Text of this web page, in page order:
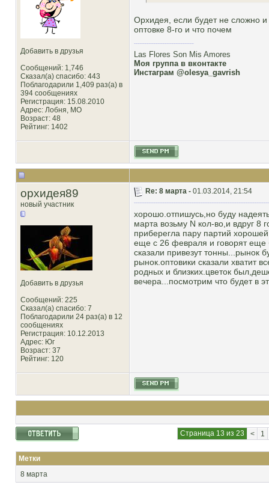
Добавить в друзья
Сообщений: 1,746
Сказал(а) спасибо: 443
Поблагодарили 1,409 раз(а) в
394 сообщениях
Регистрация: 15.08.2010
Адрес: Лобня, MO
Возраст: 48
Рейтинг: 1402
Орхидея, если будет не сложно и
оптовке 8-го и что почем
Las Flores Son Mis Amores
Моя группа в вконтакте
Инстаграм @olesya_gavrish
орхидея89
новый участник
Добавить в друзья
Сообщений: 225
Сказал(а) спасибо: 7
Поблагодарили 24 раз(а) в 12
сообщениях
Регистрация: 10.12.2013
Адрес: Юг
Возраст: 37
Рейтинг: 120
Re: 8 марта - 01.03.2014, 21:54
хорошо.отпишусь,но буду
марта возьму N кол-во,и вдруг 8
приберегла пару партий
еще с 26 февраля и говорят еще
сказали привезут
рынок.оптовики сказали хватит
родных и близких.цветок
вечера...посмотрим что будет в
Страница 13 из 23 < 1
Метки
8 марта